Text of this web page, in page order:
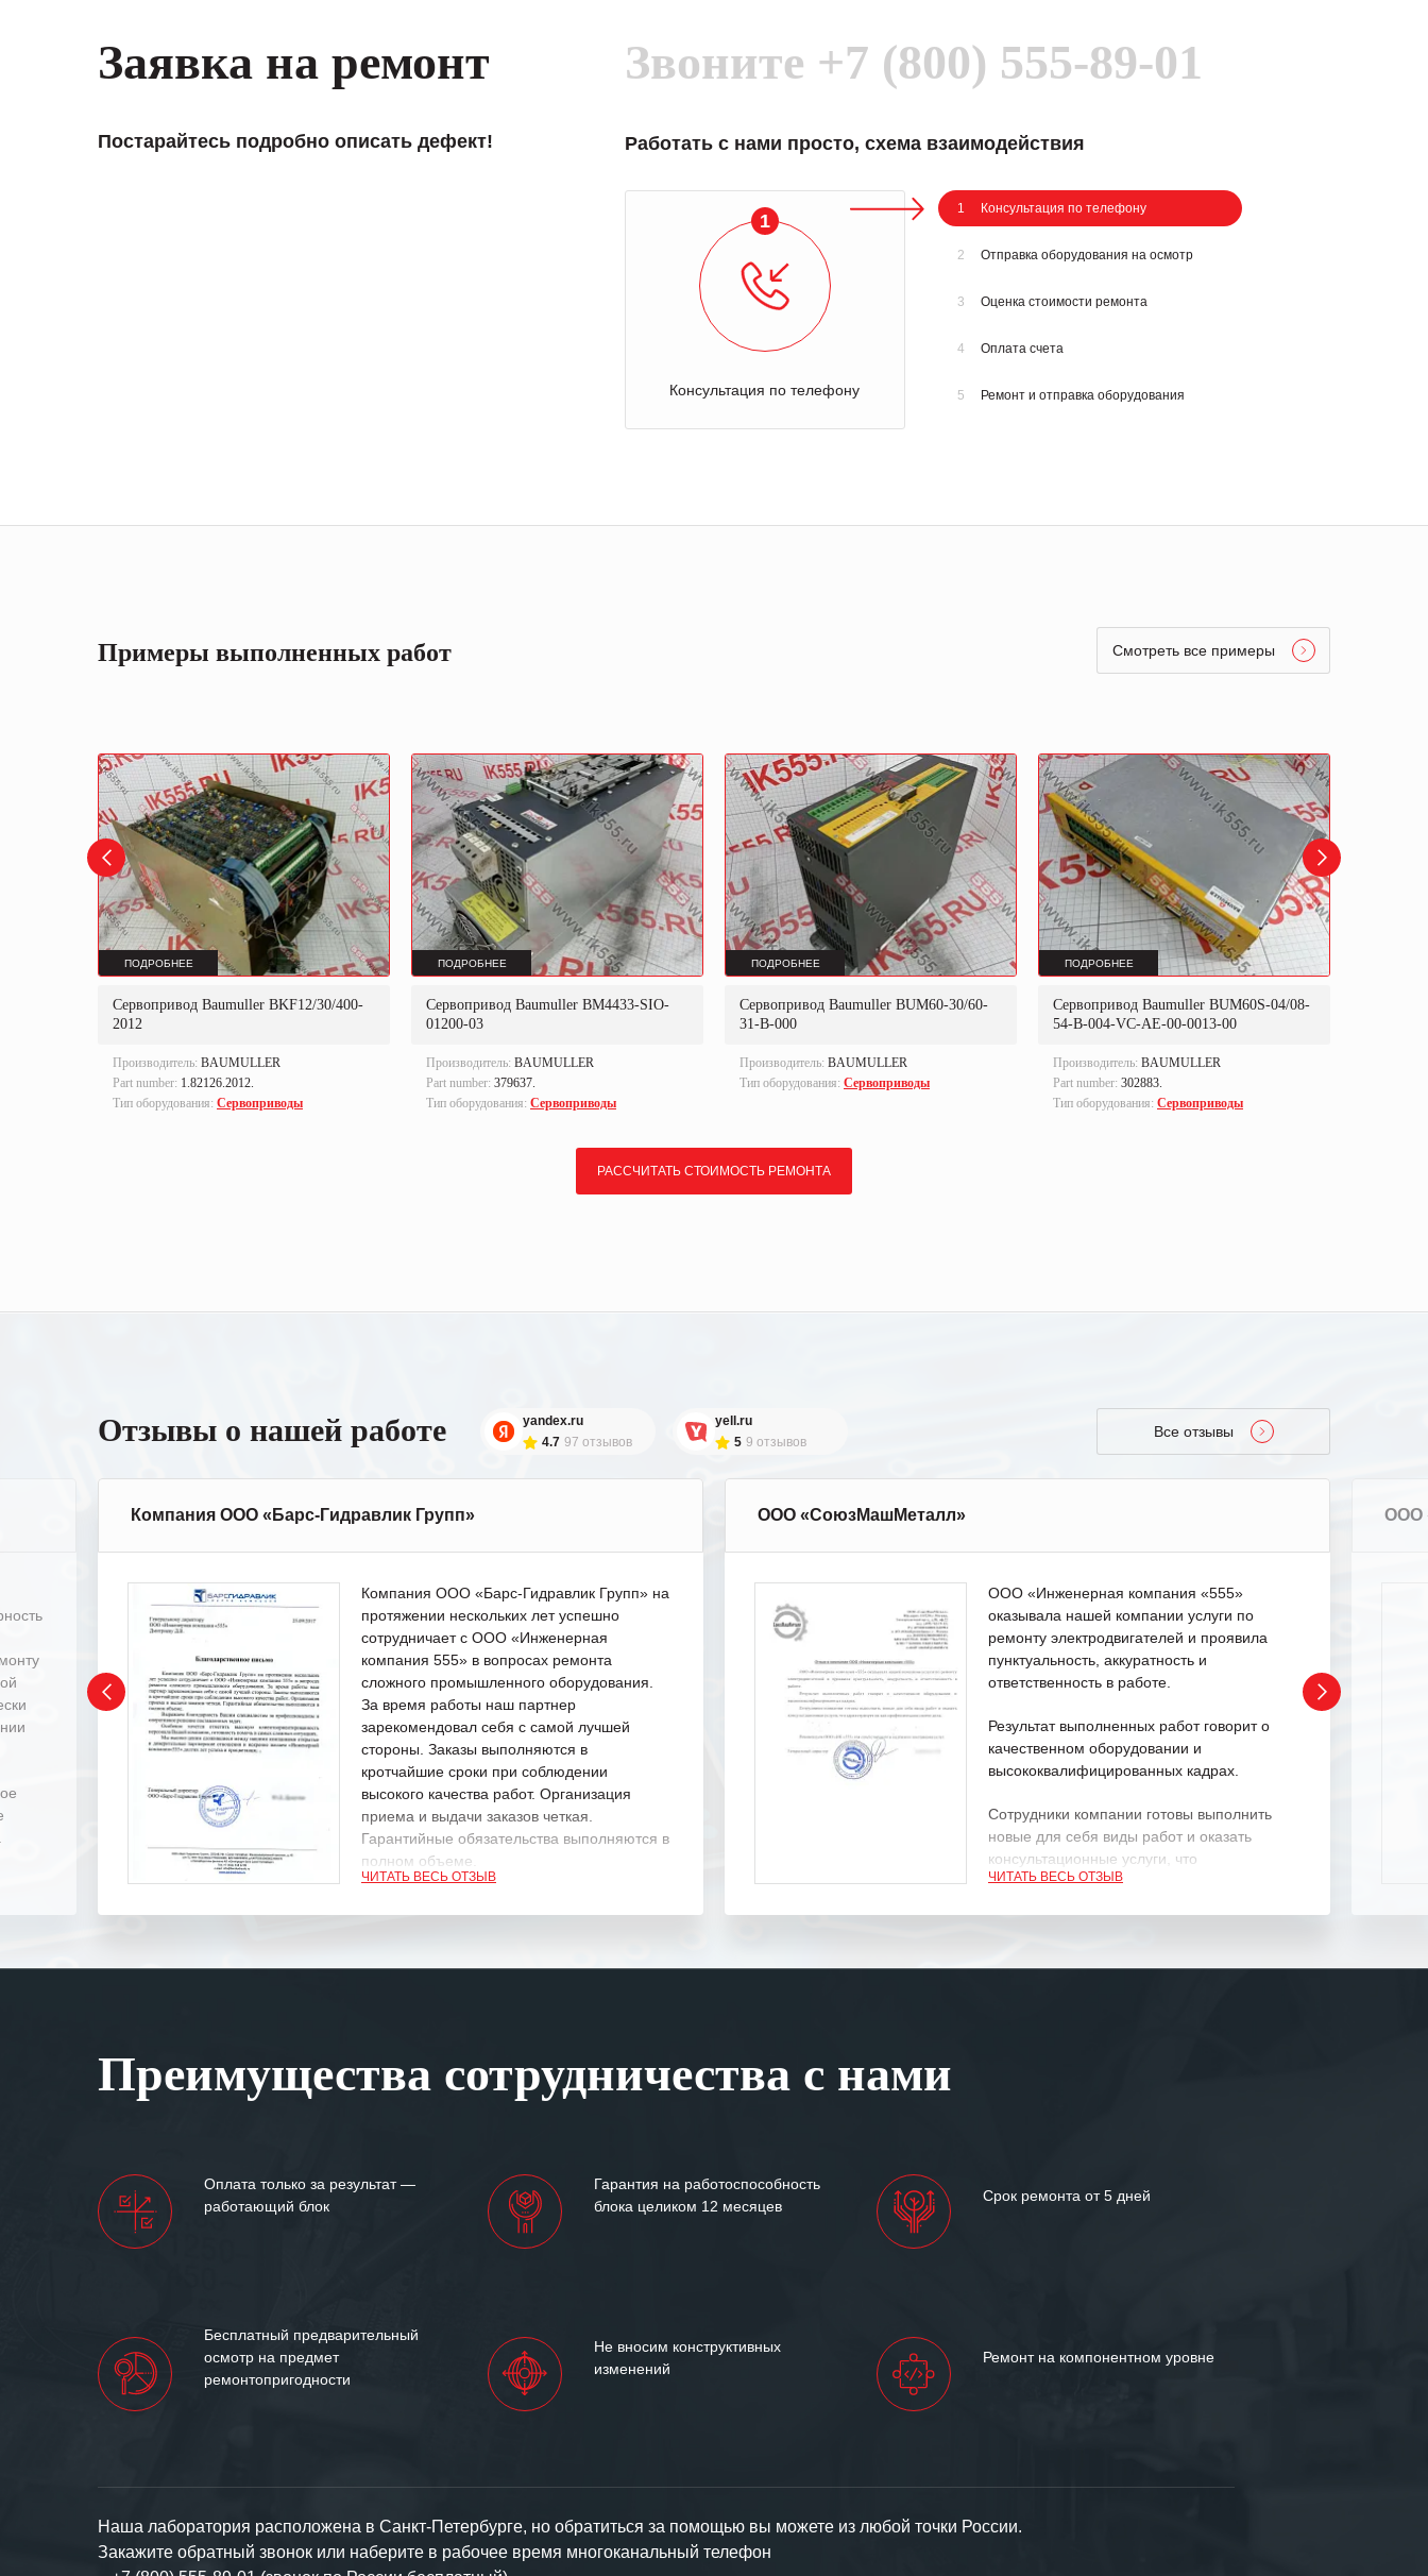
Заявка на ремонт
Постарайтесь подробно описать дефект!
Звоните +7 (800) 555-89-01
Работать с нами просто, схема взаимодействия
1
Консультация по телефону
1 Консультация по телефону
2 Отправка оборудования на осмотр
3 Оценка стоимости ремонта
4 Оплата счета
5 Ремонт и отправка оборудования
Примеры выполненных работ Смотреть все примеры
ПОДРОБНЕЕ
Сервопривод Baumuller BKF12/30/400-
2012
Производитель: BAUMULLER
Part number: 1.82126.2012.
Тип оборудования: Сервоприводы
ПОДРОБНЕЕ
Сервопривод Baumuller BM4433-SIO-
01200-03
Производитель: BAUMULLER
Part number: 379637.
Тип оборудования: Сервоприводы
ПОДРОБНЕЕ
Сервопривод Baumuller BUM60-30/60-
31-B-000
Производитель: BAUMULLER
Тип оборудования: Сервоприводы
ПОДРОБНЕЕ
Сервопривод Baumuller BUM60S-04/08-
54-B-004-VC-AE-00-0013-00
Производитель: BAUMULLER
Part number: 302883.
Тип оборудования: Сервоприводы
РАССЧИТАТЬ СТОИМОСТЬ РЕМОНТА
Отзывы о нашей работе
yandex.ru
4.7 97 отзывов
yell.ru
5 9 отзывов
Все отзывы
Компания ООО «Барс-Гидравлик Групп»
Компания ООО «Барс-Гидравлик Групп» на
протяжении нескольких лет успешно
сотрудничает с ООО «Инженерная
компания 555» в вопросах ремонта
сложного промышленного оборудования.
За время работы наш партнер
зарекомендовал себя с самой лучшей
стороны. Заказы выполняются в
кротчайшие сроки при соблюдении
высокого качества работ. Организация
приема и выдачи заказов четкая.
Гарантийные обязательства выполняются в
полном объеме.
Мы высоко ценим сложившиеся между
«555» долгих лет успеха и процветания.
ЧИТАТЬ ВЕСЬ ОТЗЫВ
ООО «СоюзМашМеталл»
ООО «Инженерная компания «555»
оказывала нашей компании услуги по
ремонту электродвигателей и проявила
пунктуальность, аккуратность и
ответственность в работе.
Результат выполненных работ говорит о
качественном оборудовании и
высококвалифицированных кадрах.
Сотрудники компании готовы выполнить
новые для себя виды работ и оказать
консультационные услуги, что
характеризует их как профессионалов
ответственного и надежного поставщика
ЧИТАТЬ ВЕСЬ ОТЗЫВ
ООО
Преимущества сотрудничества с нами
Оплата только за результат —
работающий блок
Гарантия на работоспособность
блока целиком 12 месяцев
Срок ремонта от 5 дней
Бесплатный предварительный
осмотр на предмет
ремонтопригодности
Не вносим конструктивных
изменений
Ремонт на компонентном уровне
Наша лаборатория расположена в Санкт-Петербурге, но обратиться за помощью вы можете из любой точки России.
Закажите обратный звонок или наберите в рабочее время многоканальный телефон